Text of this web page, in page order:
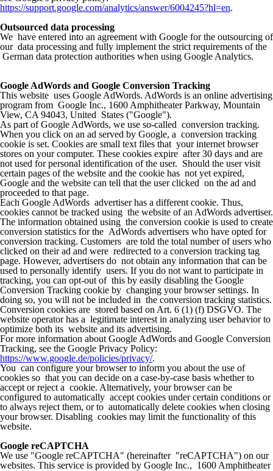
https://support.google.com/analytics/answer/6004245?hl=en.
Outsourced data processing
We have entered into an agreement with Google for the outsourcing of
our data processing and fully implement the strict requirements of the
German data protection authorities when using Google Analytics.
Google AdWords and Google Conversion Tracking
This website uses Google AdWords. AdWords is an online advertising
program from Google Inc., 1600 Amphitheater Parkway, Mountain
View, CA 94043, United States ("Google").
As part of Google AdWords, we use so-called conversion tracking.
When you click on an ad served by Google, a conversion tracking
cookie is set. Cookies are small text files that your internet browser
stores on your computer. These cookies expire after 30 days and are
not used for personal identification of the user. Should the user visit
certain pages of the website and the cookie has not yet expired,
Google and the website can tell that the user clicked on the ad and
proceeded to that page.
Each Google AdWords advertiser has a different cookie. Thus,
cookies cannot be tracked using the website of an AdWords advertiser.
The information obtained using the conversion cookie is used to create
conversion statistics for the AdWords advertisers who have opted for
conversion tracking. Customers are told the total number of users who
clicked on their ad and were redirected to a conversion tracking tag
page. However, advertisers do not obtain any information that can be
used to personally identify users. If you do not want to participate in
tracking, you can opt-out of this by easily disabling the Google
Conversion Tracking cookie by changing your browser settings. In
doing so, you will not be included in the conversion tracking statistics.
Conversion cookies are stored based on Art. 6 (1) (f) DSGVO. The
website operator has a legitimate interest in analyzing user behavior to
optimize both its website and its advertising.
For more information about Google AdWords and Google Conversion
Tracking, see the Google Privacy Policy:
https://www.google.de/policies/privacy/.
You can configure your browser to inform you about the use of
cookies so that you can decide on a case-by-case basis whether to
accept or reject a cookie. Alternatively, your browser can be
configured to automatically accept cookies under certain conditions or
to always reject them, or to automatically delete cookies when closing
your browser. Disabling cookies may limit the functionality of this
website.
Google reCAPTCHA
We use "Google reCAPTCHA" (hereinafter "reCAPTCHA") on our
websites. This service is provided by Google Inc., 1600 Amphitheater